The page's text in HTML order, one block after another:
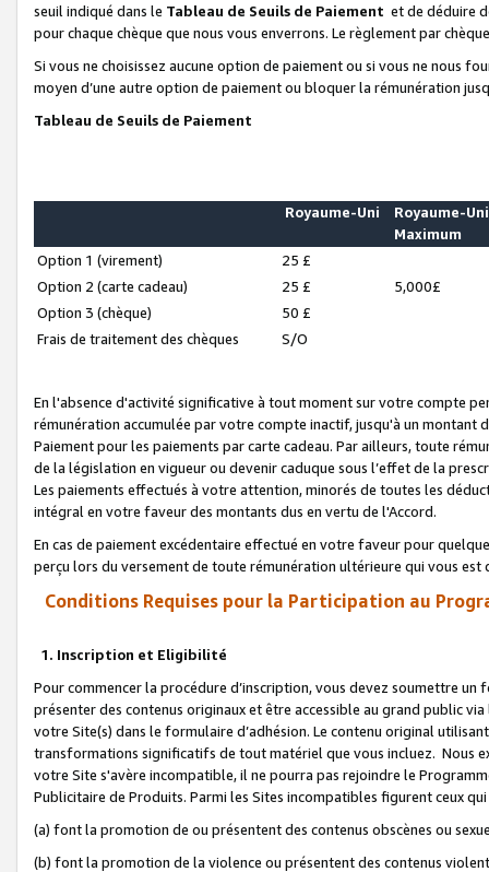
seuil indiqué dans le Tableau de Seuils de Paiement et de déduire
pour chaque chèque que nous vous enverrons. Le règlement par
Si vous ne choisissez aucune option de paiement ou si vous ne nous
moyen d’une autre option de paiement ou bloquer la rémunération
Tableau de Seuils de Paiement
Royaume-Uni
Royaume-Uni
Maximum
Option 1 (virement)
25 £
Option 2 (carte cadeau)
25 £
5,000£
Option 3 (chèque)
50 £
Frais de traitement des chèques
S/O
En l'absence d'activité significative à tout moment sur votre compte
rémunération accumulée par votre compte inactif, jusqu'à un montant
Paiement pour les paiements par carte cadeau. Par ailleurs, toute
de la législation en vigueur ou devenir caduque sous l’effet de la
Les paiements effectués à votre attention, minorés de toutes les
intégral en votre faveur des montants dus en vertu de l'Accord.
En cas de paiement excédentaire effectué en votre faveur pour
perçu lors du versement de toute rémunération ultérieure qui vous est
Conditions Requises pour la Participation au
1. Inscription et Eligibilité
Pour commencer la procédure d’inscription, vous devez soumettre
présenter des contenus originaux et être accessible au grand public
votre Site(s) dans le formulaire d’adhésion. Le contenu original
transformations significatifs de tout matériel que vous incluez. Nous
votre Site s'avère incompatible, il ne pourra pas rejoindre le
Publicitaire de Produits. Parmi les Sites incompatibles figurent ceux
(a) font la promotion de ou présentent des contenus obscènes ou
(b) font la promotion de la violence ou présentent des contenus